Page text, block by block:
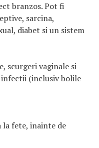
branzos. Pot fi
sarcina,
diabet si un sistem
scurgeri vaginale si
(inclusiv bolile
fete, inainte de